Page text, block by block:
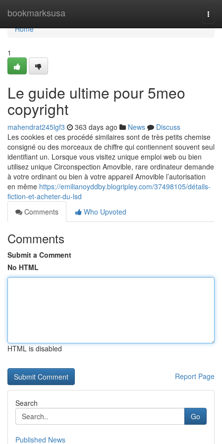
bookmarksusa
Home
Home
1
Le guide ultime pour 5meo
copyright
mahendrat245lgf3 363 days ago News
Discuss
Les cookies et ces procédé similaires sont de très petits chemise
consigné ou des morceaux de chiffre qui contiennent souvent seul
identifiant un. Lorsque vous visitez unique emploi web ou bien
utilisez unique Circonspection Amovible, rare ordinateur demande
à votre ordinant ou bien à votre appareil Amovible l’autorisation
en même https://emilianoyddby.blogripley.com/37498105/détails-
fiction-et-acheter-du-lsd
Comments
Who Upvoted
Comments
Submit a Comment
No HTML
HTML is disabled
Report Page
Search
Go
Published News